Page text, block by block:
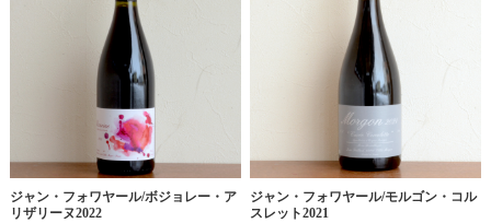
ジャン・フォワヤール/ボジョレー・ア
リザリーヌ2022
ジャン・フォワヤール/モルゴン・コル
スレット2021